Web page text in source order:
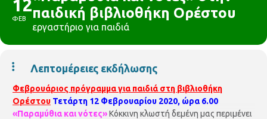
12
ΦΕΒ
παιδική βιβλιοθήκη Ορέστου
εργαστήριο για παιδιά
Λεπτομέρειες εκδήλωσης
Φεβρουάριος πρόγραμμα για παιδιά στη βιβλιοθήκη
Ορέστου Τετάρτη 12 Φεβρουαρίου 2020, ώρα 6.00
«Παραμύθια και νότες»Κόκκινη κλωστή δεμένη μας περιμένει